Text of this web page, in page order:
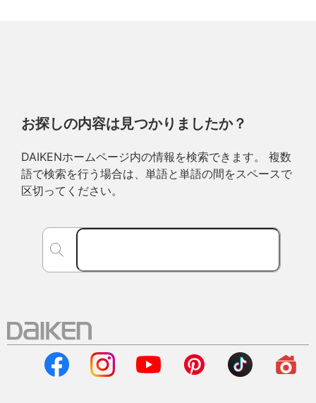
お探しの内容は見つかりましたか？
DAIKENホームページ内の情報を検索できます。 複数
語で検索を行う場合は、単語と単語の間をスペースで
区切ってください。